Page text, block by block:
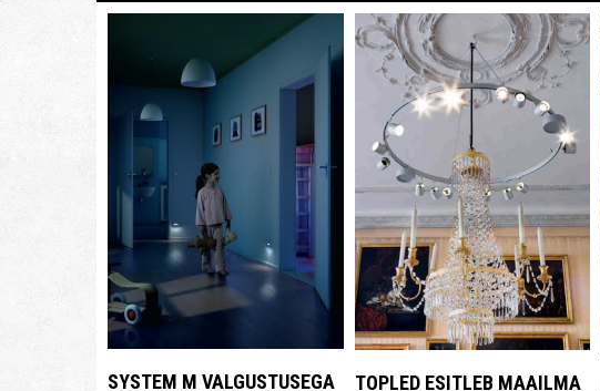
SYSTEM M VALGUSTUSEGA
TOPLED ESITLEB MAAILMA